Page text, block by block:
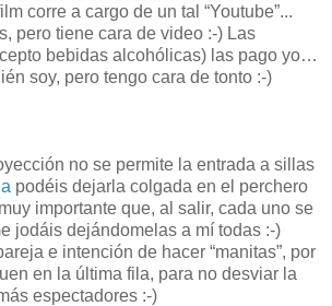
corre a cargo de un tal “Youtube”...
pero tiene cara de video :-) Las
bebidas alcohólicas) las pago yo…
soy, pero tengo cara de tonto :-)
no se permite la entrada a sillas
podéis dejarla colgada en el perchero
importante que, al salir, cada uno se
jodáis dejándomelas a mí todas :-)
e intención de hacer “manitas”, por
en la última fila, para no desviar la
espectadores :-)